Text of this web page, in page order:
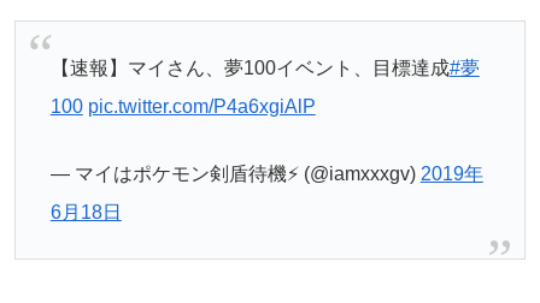
【速報】マイさん、夢100イベント、目標達成#夢
100 pic.twitter.com/P4a6xgiAlP
— マイはポケモン剣盾待機⚡️ (@iamxxxgv) 2019年
6月18日